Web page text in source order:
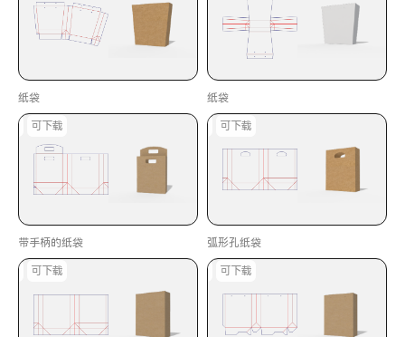
纸袋 纸袋
刷 可下载
带手柄的纸袋
可印刷 可下载
弧形孔纸袋
刷 可下载 可印刷 可下载